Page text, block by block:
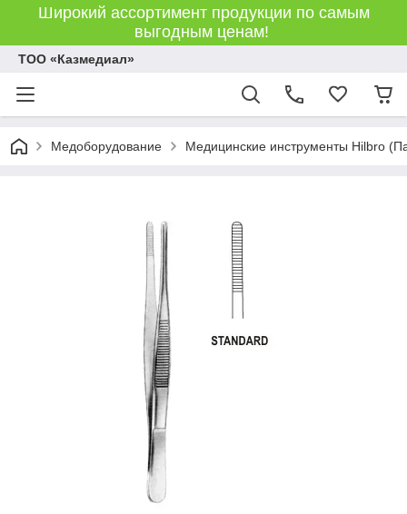
Широкий ассортимент продукции по самым
выгодным ценам!
ТОО «Казмедиал»
Медоборудование Медицинские инструменты Hilbro